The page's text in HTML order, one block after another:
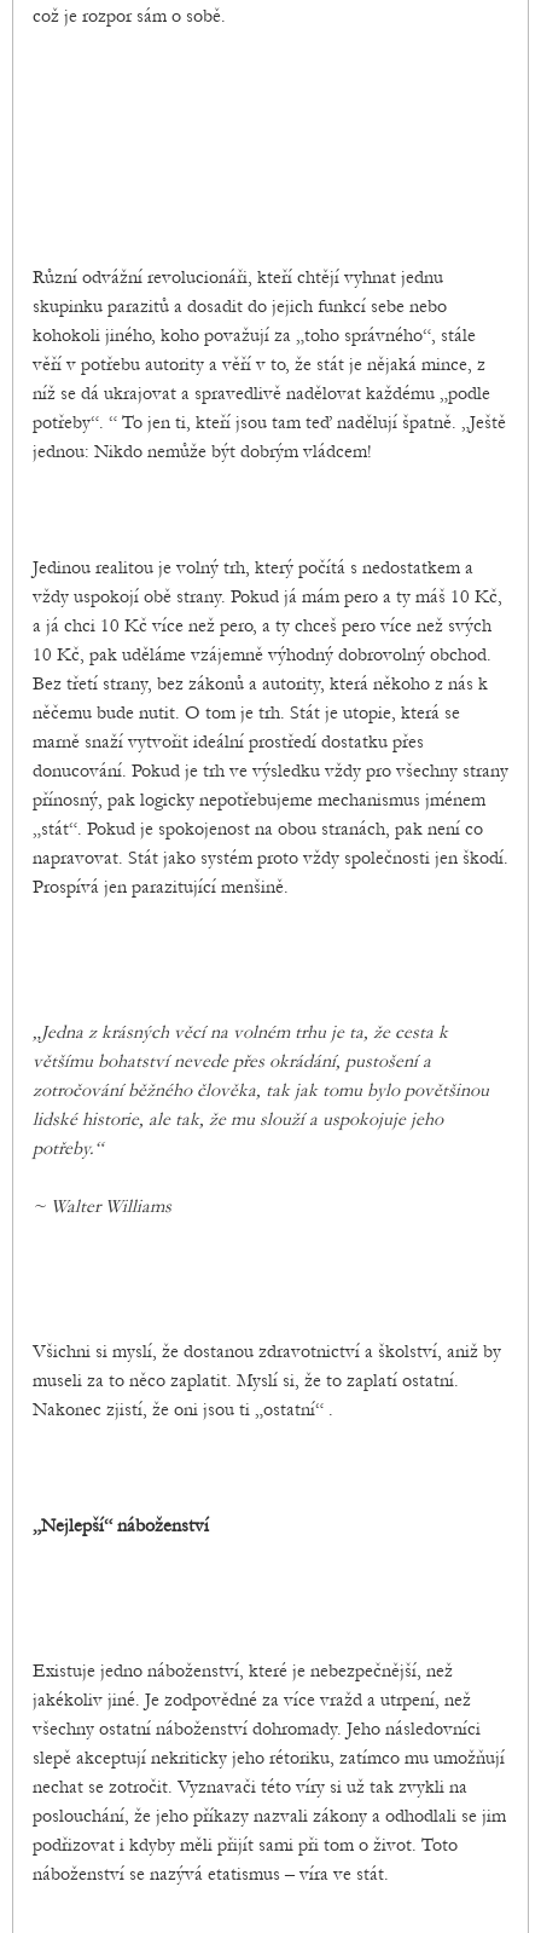
což je rozpor sám o sobě.
Různí odvážní revolucionáři, kteří chtějí vyhnat jednu
skupinku parazitů a dosadit do jejich funkcí sebe nebo
kohokoli jiného, ​​koho považují za „toho správného“, stále
věří v potřebu autority a věří v to, že stát je nějaká mince, z
níž se dá ukrajovat a spravedlivě nadělovat každému „podle
potřeby“. “ To jen ti, kteří jsou tam teď nadělují špatně. „Ještě
jednou: Nikdo nemůže být dobrým vládcem!
Jedinou realitou je volný trh, který počítá s nedostatkem a
vždy uspokojí obě strany. Pokud já mám pero a ty máš 10 Kč,
a já chci 10 Kč více než pero, a ty chceš pero více než svých
10 Kč, pak uděláme vzájemně výhodný dobrovolný obchod.
Bez třetí strany, bez zákonů a autority, která někoho z nás k
něčemu bude nutit. O tom je trh. Stát je utopie, která se
marně snaží vytvořit ideální prostředí dostatku přes
donucování. Pokud je trh ve výsledku vždy pro všechny strany
přínosný, pak logicky nepotřebujeme mechanismus jménem
„stát“. Pokud je spokojenost na obou stranách, pak není co
napravovat. Stát jako systém proto vždy společnosti jen škodí.
Prospívá jen parazitující menšině.
„Jedna z krásných věcí na volném trhu je ta, že cesta k
většímu bohatství nevede přes okrádání, pustošení a
zotročování běžného člověka, tak jak tomu bylo povětšinou
lidské historie, ale tak, že mu slouží a uspokojuje jeho
potřeby.“
~ Walter Williams
Všichni si myslí, že dostanou zdravotnictví a školství, aniž by
museli za to něco zaplatit. Myslí si, že to zaplatí ostatní.
Nakonec zjistí, že oni jsou ti „ostatní“ .
„Nejlepší“ náboženství
Existuje jedno náboženství, které je nebezpečnější, než
jakékoliv jiné. Je zodpovědné za více vražd a utrpení, než
všechny ostatní náboženství dohromady. Jeho následovníci
slepě akceptují nekriticky jeho rétoriku, zatímco mu umožňují
nechat se zotročit. Vyznavači této víry si už tak zvykli na
poslouchání, že jeho příkazy nazvali zákony a odhodlali se jim
podřizovat i kdyby měli přijít sami při tom o život. Toto
náboženství se nazývá etatismus – víra ve stát.